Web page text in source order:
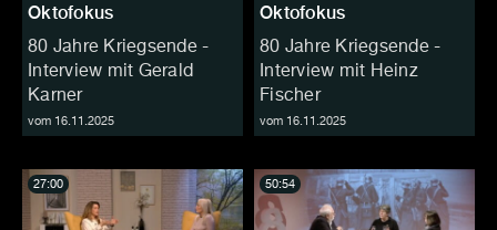
Oktofokus
80 Jahre Kriegsende -
Interview mit Gerald
Karner
vom 16.11.2025
Oktofokus
80 Jahre Kriegsende -
Interview mit Heinz
Fischer
vom 16.11.2025
27:00 50:54